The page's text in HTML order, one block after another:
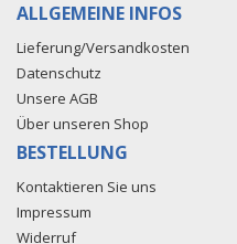
ALLGEMEINE INFOS
Lieferung/Versandkosten
Datenschutz
Unsere AGB
Über unseren Shop
BESTELLUNG
Kontaktieren Sie uns
Impressum
Widerruf